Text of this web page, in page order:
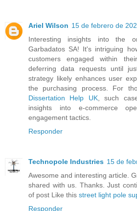
Ariel Wilson 15 de febrero de
Interesting insights into the
Garbadatos SA! It's intriguing
customers engaged within
deferring data requests until
strategy likely enhances user
the purchasing process. For
Dissertation Help UK, such
insights into e-commerce
engagement tactics.
Responder
Technopole Industries 15 de
Awesome and interesting article.
shared with us. Thanks. Just
of post Like this street light pole
Responder